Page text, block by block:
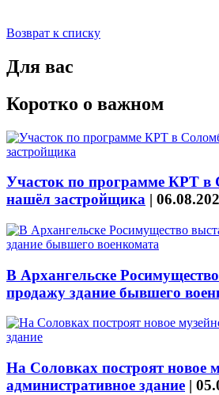
Возврат к списку
Для вас
Коротко о важном
Участок по программе КРТ в
нашёл застройщика |
В Архангельске
продажу здание бывшего
На Соловках построят новое
административное здание |